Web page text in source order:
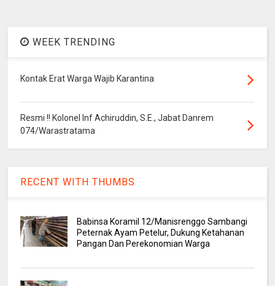
WEEK TRENDING
Kontak Erat Warga Wajib Karantina
Resmi !! Kolonel Inf Achiruddin, S.E., Jabat Danrem
074/Warastratama
RECENT WITH THUMBS
Babinsa Koramil 12/Manisrenggo Sambangi
Peternak Ayam Petelur, Dukung Ketahanan
Pangan Dan Perekonomian Warga